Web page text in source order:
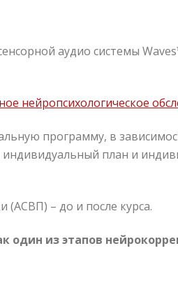
аудио системы
нейропсихологическое
программу, в
индивидуальный план и
– до и после курса.
один из этапов